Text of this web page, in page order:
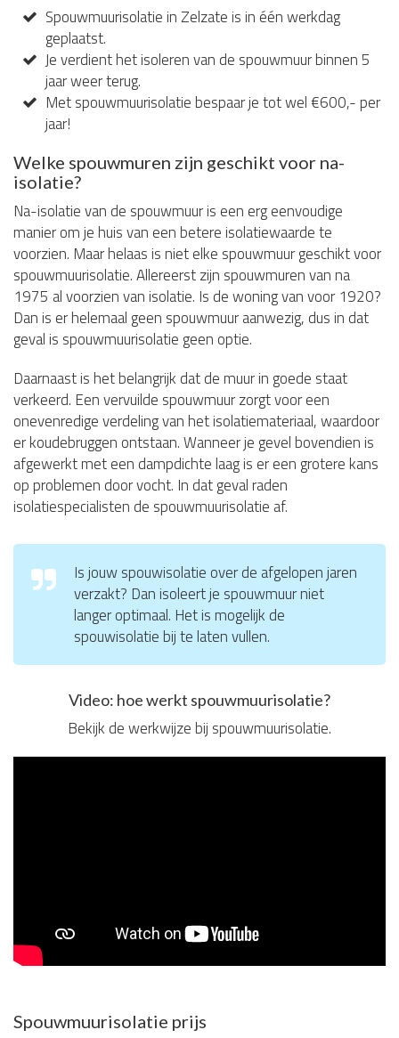
Spouwmuurisolatie in Zelzate is in één werkdag
geplaatst.
Je verdient het isoleren van de spouwmuur binnen 5
jaar weer terug.
Met spouwmuurisolatie bespaar je tot wel €600,- per
jaar!
Welke spouwmuren zijn geschikt voor na-
isolatie?
Na-isolatie van de spouwmuur is een erg eenvoudige
manier om je huis van een betere isolatiewaarde te
voorzien. Maar helaas is niet elke spouwmuur geschikt voor
spouwmuurisolatie. Allereerst zijn spouwmuren van na
1975 al voorzien van isolatie. Is de woning van voor 1920?
Dan is er helemaal geen spouwmuur aanwezig, dus in dat
geval is spouwmuurisolatie geen optie.
Daarnaast is het belangrijk dat de muur in goede staat
verkeerd. Een vervuilde spouwmuur zorgt voor een
onevenredige verdeling van het isolatiemateriaal, waardoor
er koudebruggen ontstaan. Wanneer je gevel bovendien is
afgewerkt met een dampdichte laag is er een grotere kans
op problemen door vocht. In dat geval raden
isolatiespecialisten de spouwmuurisolatie af.
Is jouw spouwisolatie over de afgelopen jaren
verzakt? Dan isoleert je spouwmuur niet
langer optimaal. Het is mogelijk de
spouwisolatie bij te laten vullen.
Video: hoe werkt spouwmuurisolatie?
Bekijk de werkwijze bij spouwmuurisolatie.
Spouwmuurisolatie prijs